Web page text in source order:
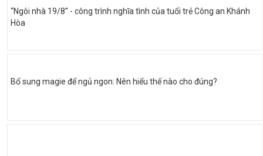
“Ngôi nhà 19/8” - công trình nghĩa tình của tuổi trẻ Công an Khánh
Hòa
Bổ sung magie để ngủ ngon: Nên hiểu thế nào cho đúng?